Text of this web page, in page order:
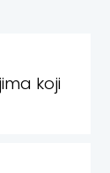
koji